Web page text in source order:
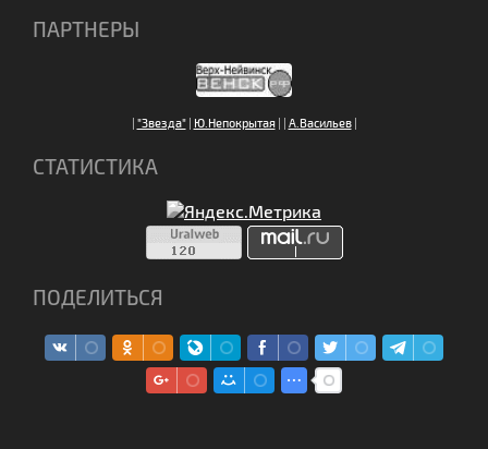
ПАРТНЕРЫ
| "Звезда"| Ю.Непокрытая| | А.Васильев|
СТАТИСТИКА
ПОДЕЛИТЬСЯ